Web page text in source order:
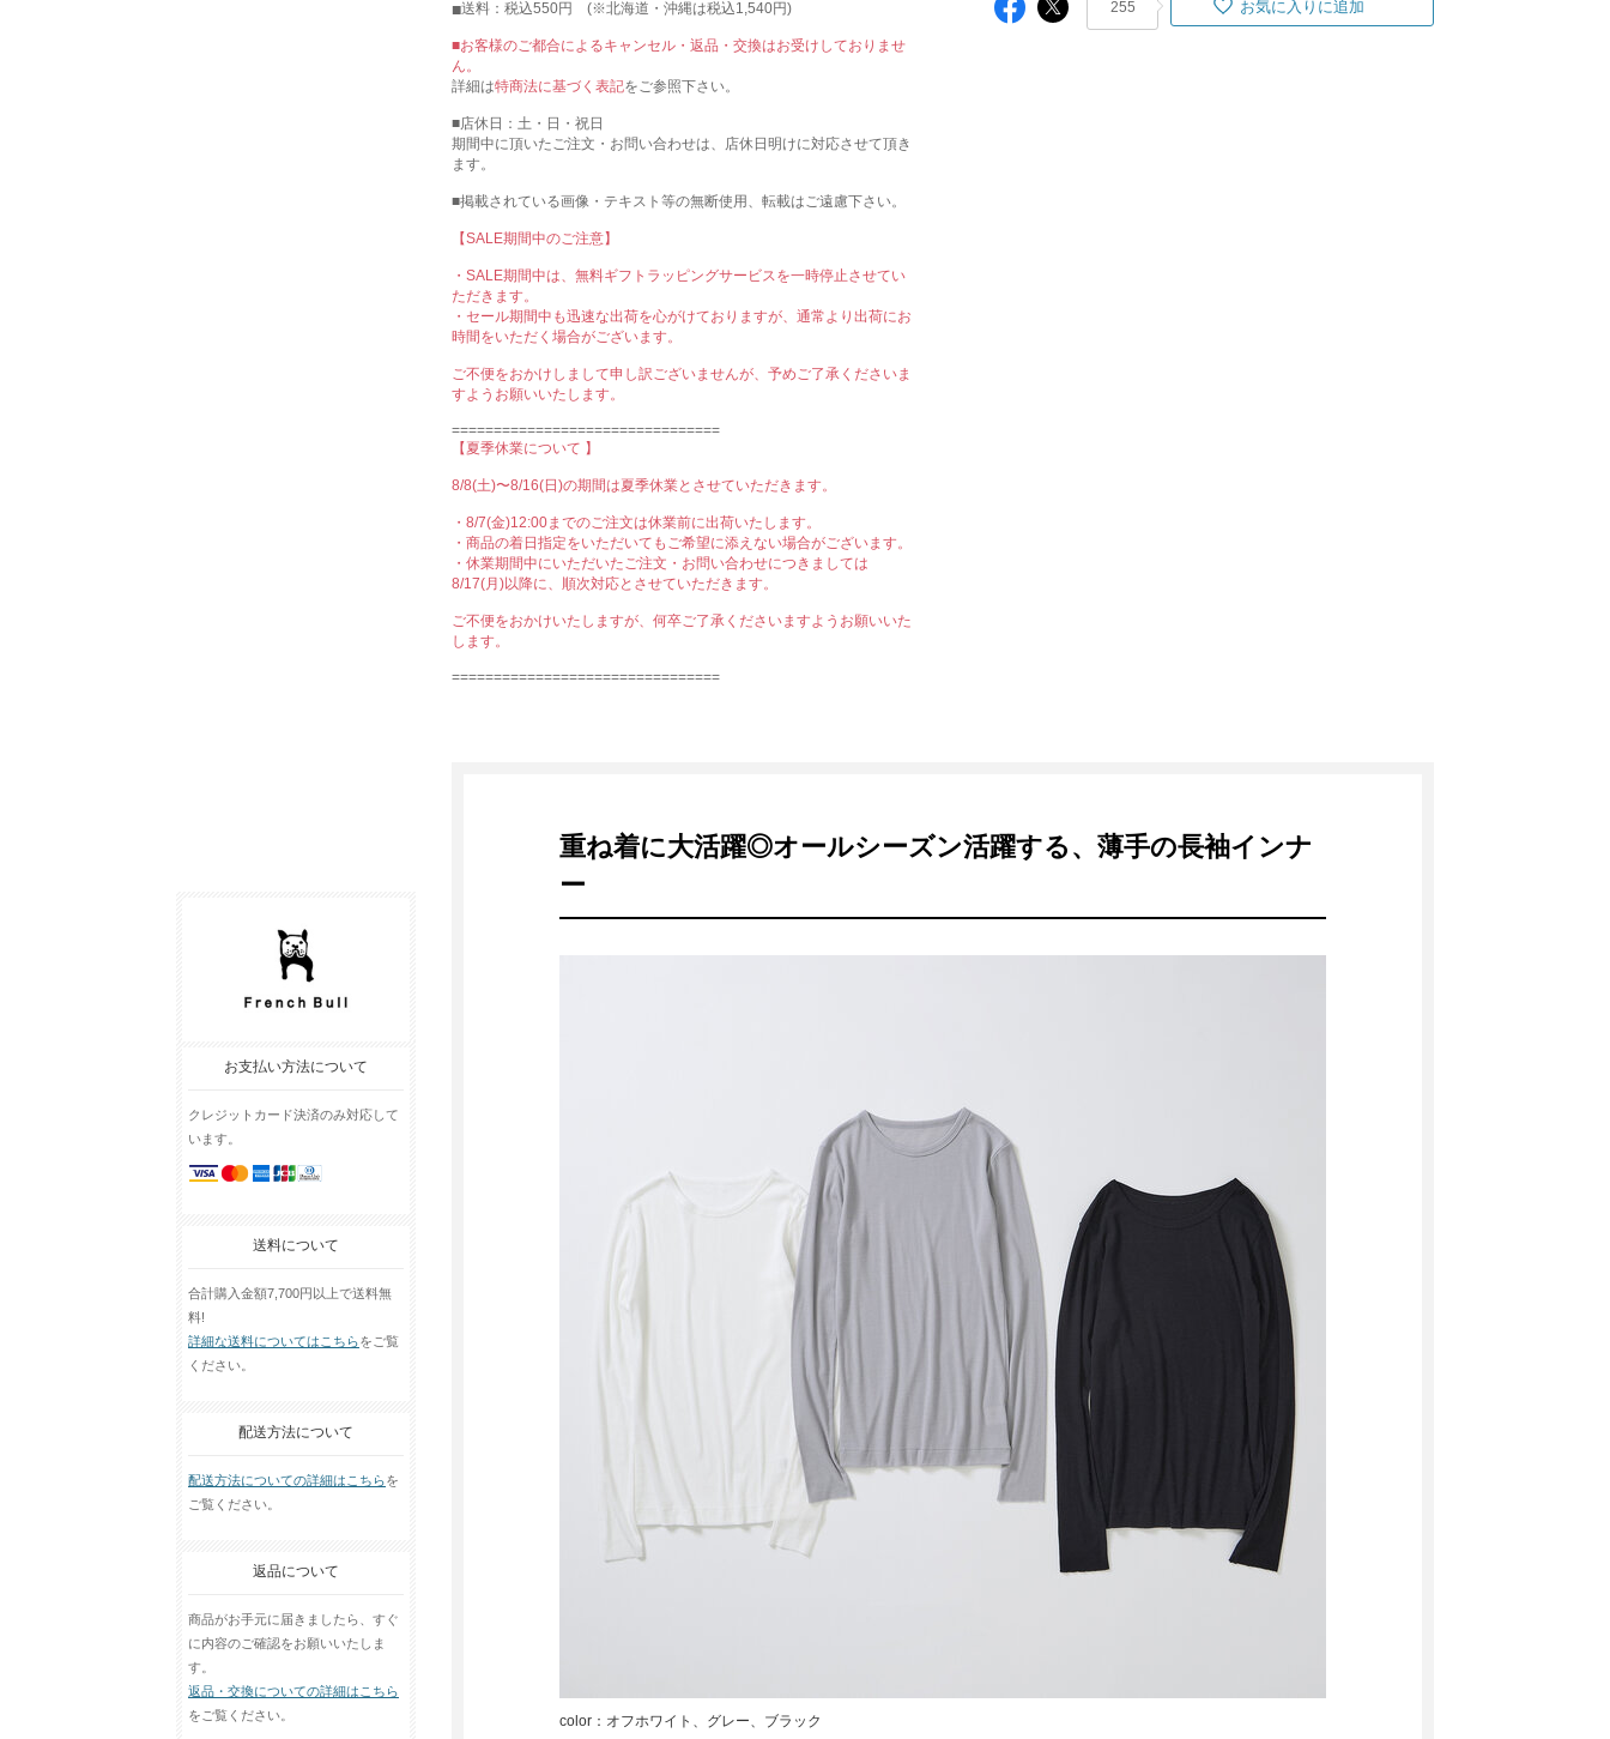
お支払い方法について
クレジットカード決済のみ対応して
います。
送料について
合計購入金額7,700円以上で送料無
料!
詳細な送料についてはこちらをご覧
ください。
配送方法について
配送方法についての詳細はこちらを
ご覧ください。
返品について
商品がお手元に届きましたら、すぐ
に内容のご確認をお願いいたしま
す。
返品・交換についての詳細はこちら
をご覧ください。
送料：税込550円 (※北海道・沖縄は税込1,540円)
■お客様のご都合によるキャンセル・返品・交換はお受けしておりませ
ん。
詳細は特商法に基づく表記をご参照下さい。
■店休日：土・日・祝日
期間中に頂いたご注文・お問い合わせは、店休日明けに対応させて頂き
ます。
■掲載されている画像・テキスト等の無断使用、転載はご遠慮下さい。
【SALE期間中のご注意】
・SALE期間中は、無料ギフトラッピングサービスを一時停止させてい
ただきます。
・セール期間中も迅速な出荷を心がけておりますが、通常より出荷にお
時間をいただく場合がございます。
ご不便をおかけしまして申し訳ございませんが、予めご了承くださいま
すようお願いいたします。
================================
【夏季休業について 】
8/8(土)〜8/16(日)の期間は夏季休業とさせていただきます。
・8/7(金)12:00までのご注文は休業前に出荷いたします。
・商品の着日指定をいただいてもご希望に添えない場合がございます。
・休業期間中にいただいたご注文・お問い合わせにつきましては
8/17(月)以降に、順次対応とさせていただきます。
ご不便をおかけいたしますが、何卒ご了承くださいますようお願いいた
します。
================================
255 お気に入りに追加
重ね着に大活躍◎オールシーズン活躍する、薄手の長袖インナ
ー
color：オフホワイト、グレー、ブラック